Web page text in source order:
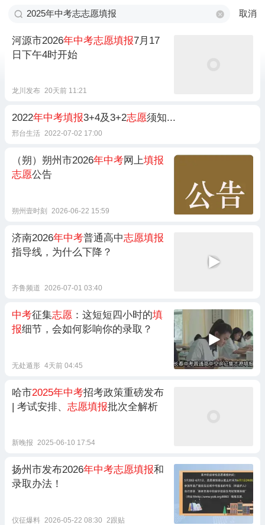
取消
河源市2026年中考志愿填报7月17
日下午4时开始
龙川发布 20天前 11:21
2022年中考填报3+4及3+2志愿须知...
邢台生活 2022-07-02 17:00
（朔）朔州市2026年中考网上填报
志愿公告
朔州壹时刻 2026-06-22 15:59
济南2026年中考普通高中志愿填报
指导线，为什么下降？
齐鲁频道 2026-07-01 03:40
中考征集志愿 ：这短短四小时的填
报细节，会如何影响你的录取？
无处遁形 4天前 04:45
哈市2025年中考招考政策重磅发布
| 考试安排、 志愿填报批次全解析
新晚报 2025-06-10 17:54
扬州市发布2026年中考志愿填报和
录取办法！
仪征爆料 2026-05-22 08:30 2跟贴